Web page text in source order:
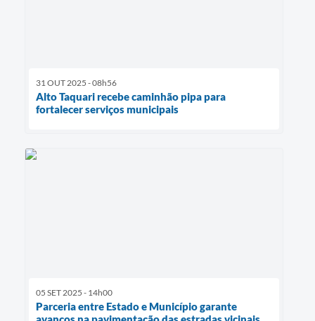
31 OUT 2025 - 08h56
Alto Taquari recebe caminhão pipa para
fortalecer serviços municipais
05 SET 2025 - 14h00
Parceria entre Estado e Município garante